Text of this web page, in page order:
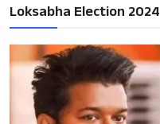
Loksabha Election 2024